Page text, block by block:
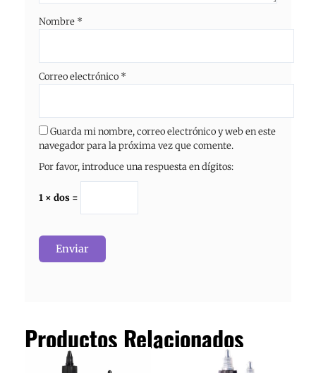
Nombre *
Correo electrónico *
Guarda mi nombre, correo electrónico y web en este
navegador para la próxima vez que comente.
Por favor, introduce una respuesta en dígitos:
1 × dos =
Productos Relacionados
Este
Rango
de